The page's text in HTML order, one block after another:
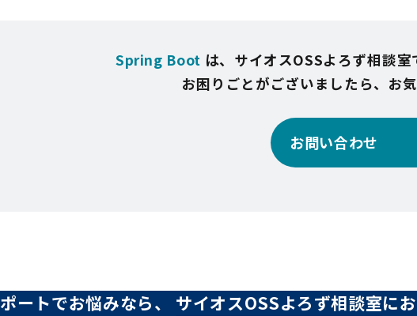
Spring Boot は、サイオスOSSよろず相談室
お困りごとがございましたら、お
お問い合わせ
ートでお悩みなら、 サイオスOSSよろず相談室に